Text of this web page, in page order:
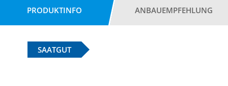
PRODUKTINFO ANBAUEMPFEHLUNG
SAATGUT